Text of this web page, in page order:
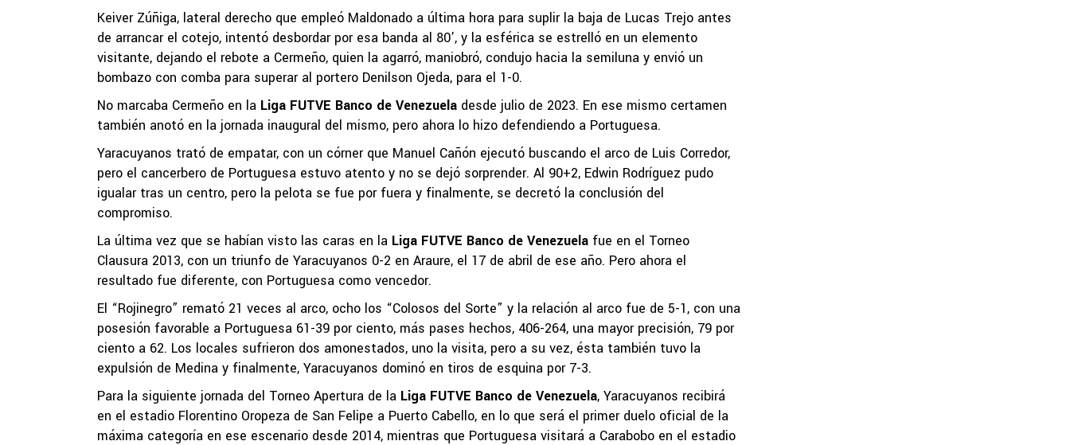
Keiver Zúñiga, lateral derecho que empleó Maldonado a última hora para suplir la baja de Lucas Trejo antes
de arrancar el cotejo, intentó desbordar por esa banda al 80’, y la esférica se estrelló en un elemento
visitante, dejando el rebote a Cermeño, quien la agarró, maniobró, condujo hacia la semiluna y envió un
bombazo con comba para superar al portero Denilson Ojeda, para el 1-0.
No marcaba Cermeño en la Liga FUTVE Banco de Venezuela desde julio de 2023. En ese mismo certamen
también anotó en la jornada inaugural del mismo, pero ahora lo hizo defendiendo a Portuguesa.
Yaracuyanos trató de empatar, con un córner que Manuel Cañón ejecutó buscando el arco de Luis Corredor,
pero el cancerbero de Portuguesa estuvo atento y no se dejó sorprender. Al 90+2, Edwin Rodríguez pudo
igualar tras un centro, pero la pelota se fue por fuera y finalmente, se decretó la conclusión del
compromiso.
La última vez que se habían visto las caras en la Liga FUTVE Banco de Venezuela fue en el Torneo
Clausura 2013, con un triunfo de Yaracuyanos 0-2 en Araure, el 17 de abril de ese año. Pero ahora el
resultado fue diferente, con Portuguesa como vencedor.
El “Rojinegro” remató 21 veces al arco, ocho los “Colosos del Sorte” y la relación al arco fue de 5-1, con una
posesión favorable a Portuguesa 61-39 por ciento, más pases hechos, 406-264, una mayor precisión, 79 por
ciento a 62. Los locales sufrieron dos amonestados, uno la visita, pero a su vez, ésta también tuvo la
expulsión de Medina y finalmente, Yaracuyanos dominó en tiros de esquina por 7-3.
Para la siguiente jornada del Torneo Apertura de la Liga FUTVE Banco de Venezuela, Yaracuyanos recibirá
en el estadio Florentino Oropeza de San Felipe a Puerto Cabello, en lo que será el primer duelo oficial de la
máxima categoría en ese escenario desde 2014, mientras que Portuguesa visitará a Carabobo en el estadio